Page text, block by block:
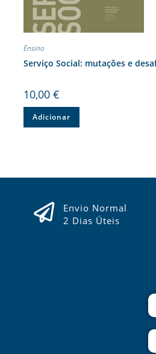
Ensino
Serviço Social: mutações e
10,00 €
Adicionar
Envio Normal
2 Dias Úteis